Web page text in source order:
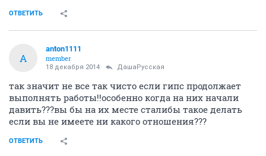
ОТВЕТИТЬ
A
anton1111
member
18 декабря 2014 ДашаРусская
так значит не все так чисто если гипс продолжает
выполнять работы!!особенно когда на них начали
давить???вы бы на их месте сталибы такое делать
если вы не имеете ни какого отношения???
ОТВЕТИТЬ